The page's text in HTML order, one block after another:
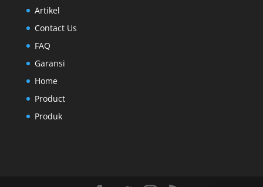
Artikel
Contact Us
FAQ
Garansi
Home
Product
Produk